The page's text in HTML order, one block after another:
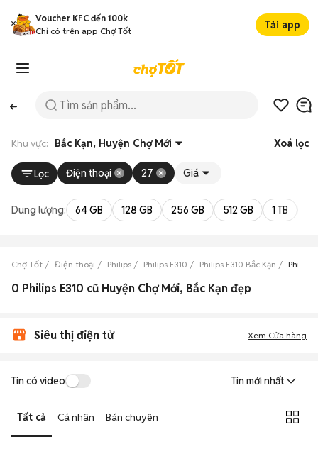
Voucher KFC đến 100k
Chỉ có trên app Chợ Tốt
Tải app
Khu vực: Bắc Kạn, Huyện Chợ Mới Xoá lọc
Lọc Điện thoại 27 Giá
Dung lượng: 64 GB 128 GB 256 GB 512 GB 1 TB
Chợ Tốt Điện thoại Philips Philips E310 Philips E310 Bắc Kạn Philips
0 Philips E310 cũ Huyện Chợ Mới, Bắc Kạn đẹp
Siêu thị điện tử Xem Cửa hàng
Tin có video Tin mới nhất
Tất cả Cá nhân Bán chuyên